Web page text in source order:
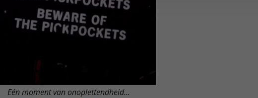
Eén moment van onoplettendheid…